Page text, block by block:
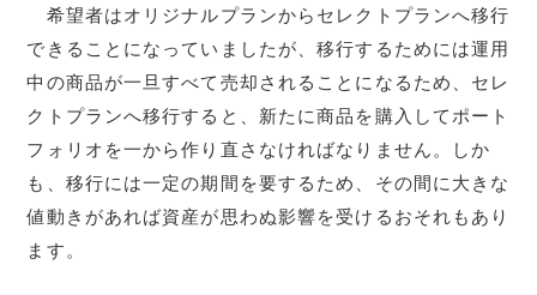
希望者はオリジナルプランからセレクトプランへ移行
できることになっていましたが、移行するためには運用
中の商品が一旦すべて売却されることになるため、セレ
クトプランへ移行すると、新たに商品を購入してポート
フォリオを一から作り直さなければなりません。しか
も、移行には一定の期間を要するため、その間に大きな
値動きがあれば資産が思わぬ影響を受けるおそれもあり
ます。